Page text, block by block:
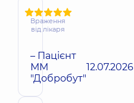
Враження
від лікаря
– Пацієнт
ММ
"Добробут"
12.07.2026